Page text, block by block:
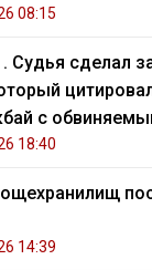
08:15
. Судья сделал
с
18:40
14:39